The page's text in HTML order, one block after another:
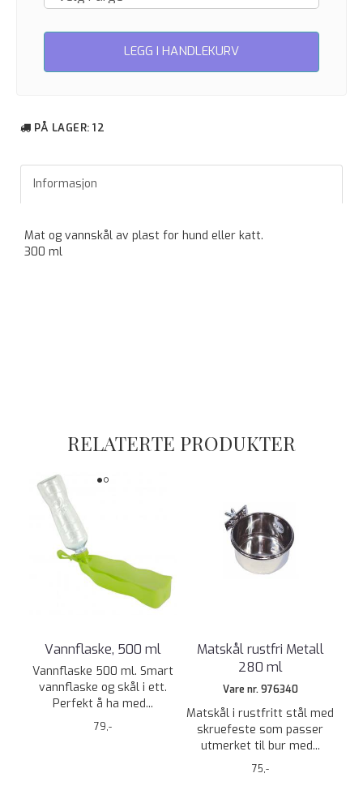
LEGG I HANDLEKURV
PÅ LAGER: 12
Informasjon
Mat og vannskål av plast for hund eller katt.
300 ml
RELATERTE PRODUKTER
Vannflaske, 500 ml
Vannflaske 500 ml. Smart
vannflaske og skål i ett.
Perfekt å ha med...
79,-
Matskål rustfri Metall
280 ml
Vare nr. 976340
Matskål i rustfritt stål med
skruefeste som passer
utmerket til bur med...
75,-